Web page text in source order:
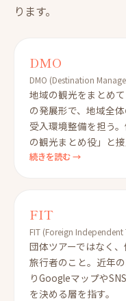
ります。
DMO
DMO (Destination
地域の観光をまとめ
の発展形で、地域全
受入環境整備を担う
の観光まとめ役」と
続きを読む →
FIT
FIT (Foreign Independent
団体ツアーではなく
旅行者のこと。近年
りGoogleマップや
を決める層を指す。